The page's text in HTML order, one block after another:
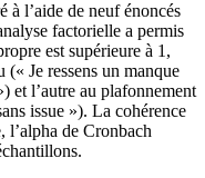
à l’aide de neuf énoncés
factorielle a permis
est supérieure à 1,
Je ressens un manque
et l’autre au plafonnement
issue »). La cohérence
l’alpha de Cronbach